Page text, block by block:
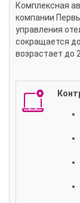
Комплексная
компании
управления
сокращается
возрастает до